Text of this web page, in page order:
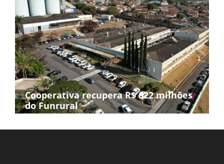
Cooperativa recupera R$ 622 milhões
do Funrural